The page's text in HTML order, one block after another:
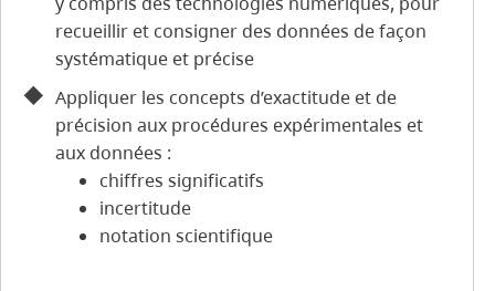
recueillir et consigner des données de façon
systématique et précise
Appliquer les concepts d’exactitude et de
précision aux procédures expérimentales et
aux données :
chiffres significatifs
incertitude
notation scientifique